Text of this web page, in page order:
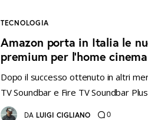
TECNOLOGIA
Amazon porta in Italia le
premium per l’home cinema
Dopo il successo ottenuto in altri
TV Soundbar e Fire TV Soundbar
DA LUIGI CIGLIANO 0